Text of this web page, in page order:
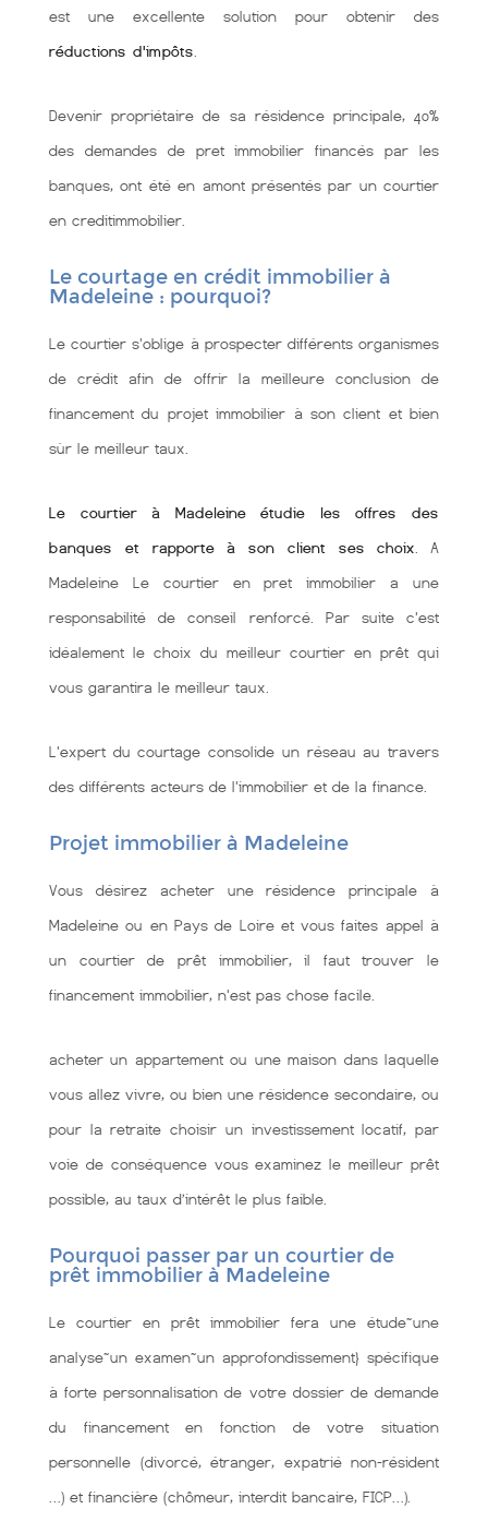
est une excellente solution pour obtenir des
réductions d'impôts
Devenir propriétaire de sa résidence principale, 40%
des demandes de pret immobilier financés par les
banques, ont été en amont présentés par un courtier
en creditimmobilier.
Le courtage en crédit immobilier à
Madeleine : pourquoi?
Le courtier s'oblige à prospecter différents organismes
de crédit afin de offrir la meilleure conclusion de
financement du projet immobilier à son client et bien
sùr le meilleur taux.
Le courtier à Madeleine étudie les offres des
banques et rapporte à son client ses choix . A
Madeleine Le courtier en pret immobilier a une
responsabilité de conseil renforcé. Par suite c'est
idéalement le choix du meilleur courtier en prêt qui
vous garantira le meilleur taux.
L'expert du courtage consolide un réseau au travers
des différents acteurs de l'immobilier et de la finance.
Projet immobilier à Madeleine
Vous désirez acheter une résidence principale à
Madeleine ou en Pays de Loire et vous faites appel à
un courtier de prêt immobilier, il faut trouver le
financement immobilier, n'est pas chose facile.
acheter un appartement ou une maison dans laquelle
vous allez vivre, ou bien une résidence secondaire, ou
pour la retraite choisir un investissement locatif, par
voie de conséquence vous examinez le meilleur prêt
possible, au taux d’intérêt le plus faible.
Pourquoi passer par un courtier de
prêt immobilier à Madeleine
Le courtier en prêt immobilier fera une étude~une
analyse~un examen~un approfondissement} spécifique
à forte personnalisation de votre dossier de demande
du financement en fonction de votre situation
personnelle (divorcé, étranger, expatrié non-résident
…) et financière (chômeur, interdit bancaire, FICP…).